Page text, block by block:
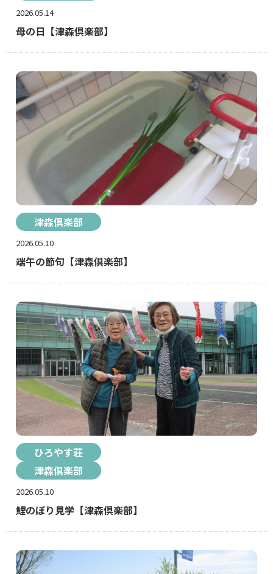
2026.05.14
母の日【津森倶楽部】
津森倶楽部
2026.05.10
端午の節句【津森倶楽部】
ひろやす荘
津森倶楽部
2026.05.10
鯉のぼり見学【津森倶楽部】